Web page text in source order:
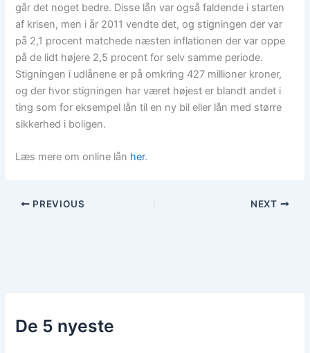
går det noget bedre. Disse lån var også faldende i starten
af krisen, men i år 2011 vendte det, og stigningen der var
på 2,1 procent matchede næsten inflationen der var oppe
på de lidt højere 2,5 procent for selv samme periode.
Stigningen i udlånene er på omkring 427 millioner kroner,
og der hvor stigningen har været højest er blandt andet i
ting som for eksempel lån til en ny bil eller lån med større
sikkerhed i boligen.
Læs mere om online lån her.
PREVIOUS NEXT
De 5 nyeste